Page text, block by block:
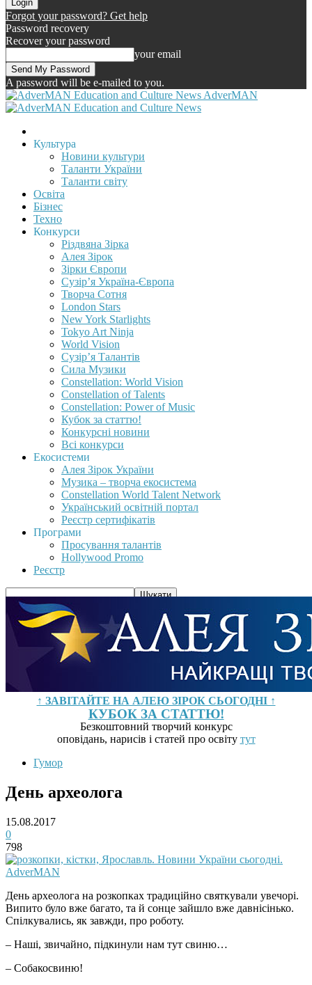
Forgot your password? Get help
Password recovery
Recover your password
your email
A password will be e-mailed to you.
AdverMAN
Культура
Новини культури
Таланти України
Таланти світу
Освіта
Бізнес
Техно
Конкурси
Різдвяна Зірка
Алея Зірок
Зірки Європи
Сузір’я Україна-Європа
Творча Сотня
London Stars
New York Starlights
Tokyo Art Ninja
World Vision
Сузір’я Талантів
Сила Музики
Constellation: World Vision
Constellation of Talents
Constellation: Power of Music
Кубок за статтю!
Конкурсні новини
Всі конкурси
Екосистеми
Алея Зірок України
Музика – творча екосистема
Constellation World Talent Network
Український освітній портал
Реєстр сертифікатів
Програми
Просування талантів
Hollywood Promo
Реєстр
↑ ЗАВІТАЙТЕ НА АЛЕЮ ЗІРОК СЬОГОДНІ ↑
КУБОК ЗА СТАТТЮ!
Безкоштовний творчий конкурс
оповідань, нарисів і статей про освіту тут
Гумор
День археолога
15.08.2017
0
798
День археолога на розкопках традиційно святкували увечорі.
Випито було вже багато, та й сонце зайшло вже давнісінько.
Спілкувались, як завжди, про роботу.
– Наші, звичайно, підкинули нам тут свиню…
– Собакосвиню!